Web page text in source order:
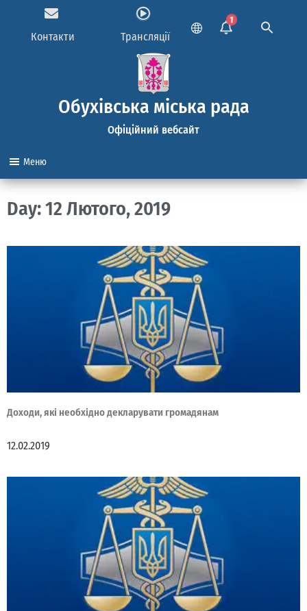
Контакти Трансляції
1
Обухівська міська рада
Офіційний вебсайт
Меню
Day: 12 Лютого, 2019
Доходи, які необхідно декларувати громадянам
12.02.2019